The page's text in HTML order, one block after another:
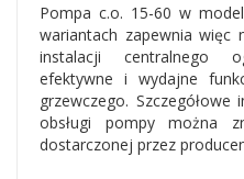
Pompa c.o. 15-60 w
wariantach zapewnia więc
instalacji centralnego
efektywne i wydajne
grzewczego.
obsługi pompy można
dostarczonej przez